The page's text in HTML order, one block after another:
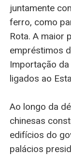
juntamente
ferro, como
Rota. A maior
empréstimos
Importação
ligados ao
Ao longo da
chinesas
edifícios do
palácios